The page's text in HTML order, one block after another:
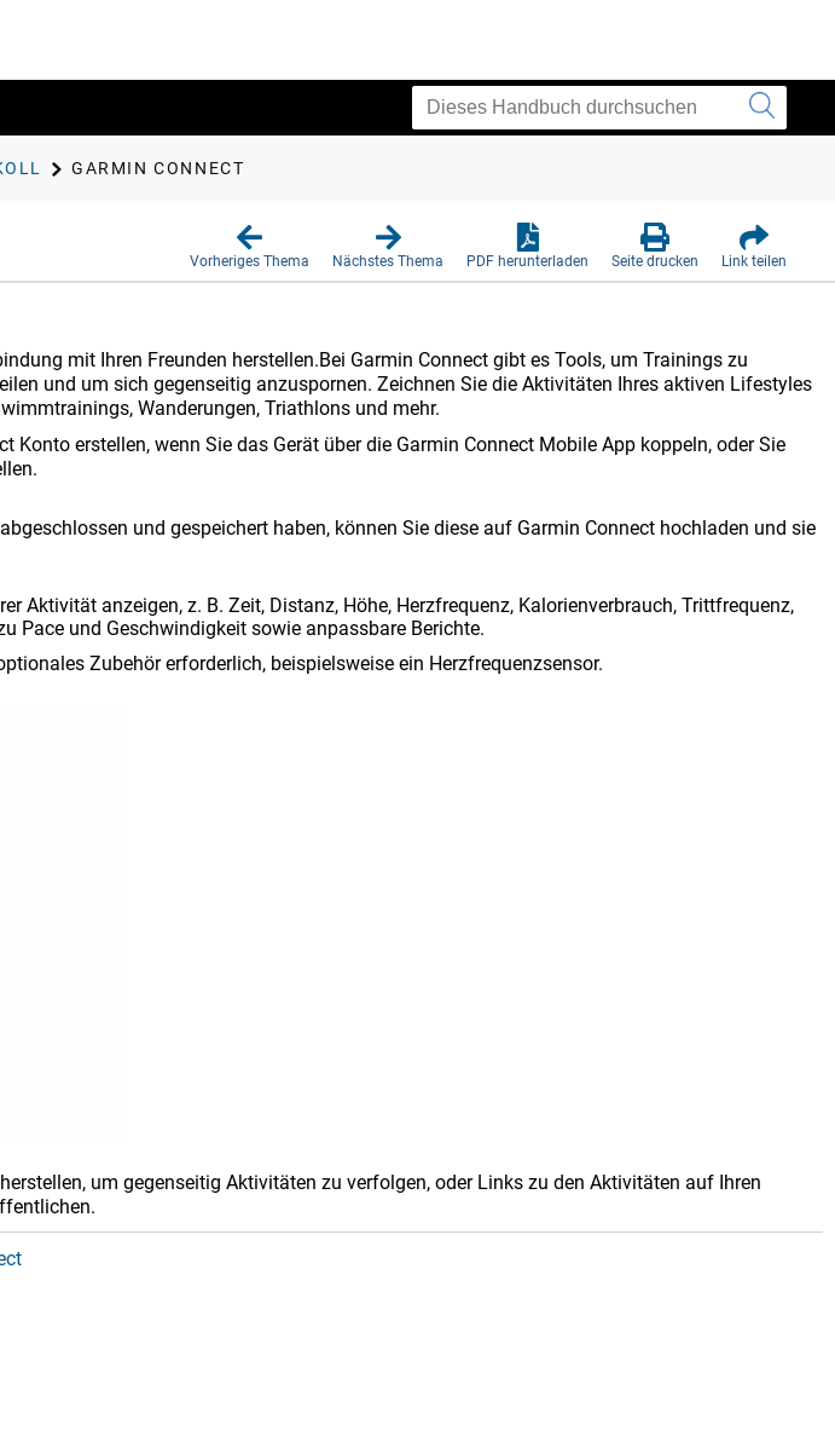
GARMIN CONNECT
Vorheriges Thema Nächstes Thema PDF herunterladen Seite drucken Link teilen
mit Ihren Freunden herstellen.Bei Garmin Connect gibt es Tools, um Trainings zu
und um sich gegenseitig anzuspornen. Zeichnen Sie die Aktivitäten Ihres aktiven Lifestyles
Wanderungen, Triathlons und mehr.
Konto erstellen, wenn Sie das Gerät über die Garmin Connect Mobile App koppeln, oder Sie
und gespeichert haben, können Sie diese auf Garmin Connect hochladen und sie
Aktivität anzeigen, z. B. Zeit, Distanz, Höhe, Herzfrequenz, Kalorienverbrauch, Trittfrequenz,
Pace und Geschwindigkeit sowie anpassbare Berichte.
Zubehör erforderlich, beispielsweise ein Herzfrequenzsensor.
um gegenseitig Aktivitäten zu verfolgen, oder Links zu den Aktivitäten auf Ihren